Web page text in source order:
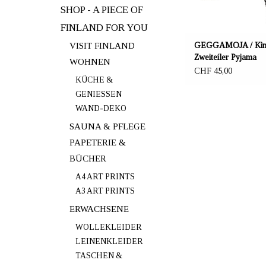
SHOP - A PIECE OF
FINLAND FOR YOU
VISIT FINLAND
WOHNEN
KÜCHE &
GENIESSEN
WAND-DEKO
SAUNA & PFLEGE
PAPETERIE &
BÜCHER
A4 ART PRINTS
A3 ART PRINTS
ERWACHSENE
WOLLEKLEIDER
LEINENKLEIDER
TASCHEN &
GEGGAMOJA /
Zweiteiler Pyjama
schwarz/weiss
CHF 45,00